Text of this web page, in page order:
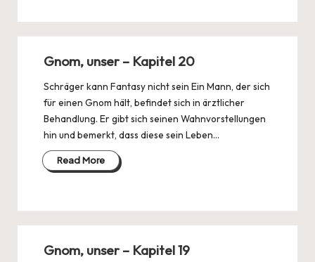
Gnom, unser – Kapitel 20
Schräger kann Fantasy nicht sein Ein Mann, der sich
für einen Gnom hält, befindet sich in ärztlicher
Behandlung. Er gibt sich seinen Wahnvorstellungen
hin und bemerkt, dass diese sein Leben…
Read More
Gnom, unser – Kapitel 19